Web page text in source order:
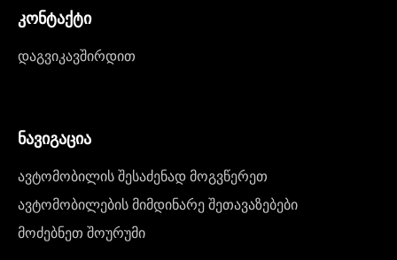
კონტაქტი
დაგვიკავშირდით
ნავიგაცია
ავტომობილის შესაძენად მოგვწერეთ
ავტომობილების მიმდინარე შეთავაზებები
მოძებნეთ შოურუმი